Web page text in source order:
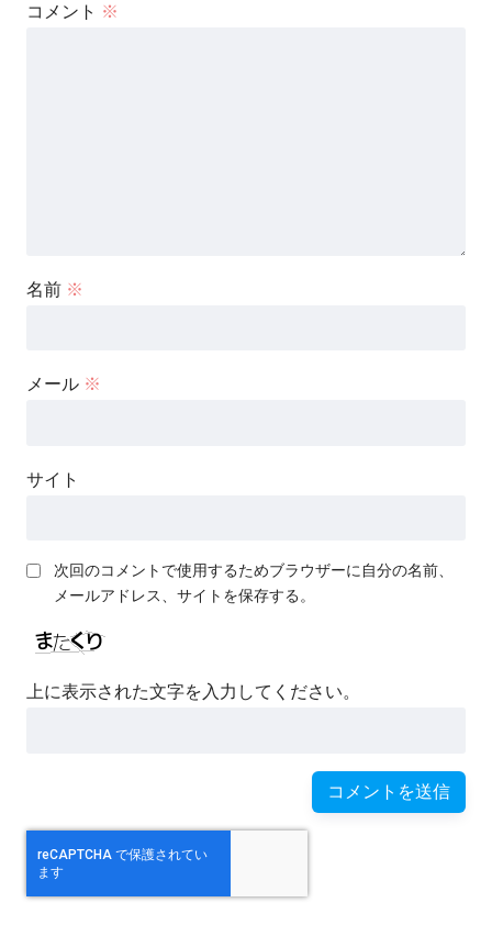
コメント ※
名前 ※
メール ※
サイト
次回のコメントで使用するためブラウザーに自分の名前、
メールアドレス、サイトを保存する。
上に表示された文字を入力してください。